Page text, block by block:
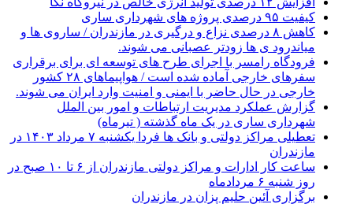
کیفیت ۹۵ درصدی پروژه های شهرداری ساری
کاهش ۸ درصدی نزاع و درگیری در مازندران / ساروی ها و
میاندرود ی ها زودتر عصبانی می شوند.
فرودگاه رامسر با اجرای طرح های توسعه ای برای برقراری
سفرهای خارجی آماده شده است / هواپیماهای ۲۸ کشور
خارجی در حال حاضر با ایمنی و امنیت وارد ایران می شوند.
گزارش عملکرد مدیریت ارتباطات و امور بین الملل
شهرداری ساری در یک ماه گذشته ( تیرماه)
تعطیلی مراکز دولتی و بانک ها فردا یکشنبه ۷ مرداد ۱۴۰۳ در
مازندران
ساعت کار ادارات و مراکز دولتی مازندران از ۶ تا ۱۰ صبح در
روز شنبه ۶ مردادماه
برگزاری آئین حلیم پزان در مازندران